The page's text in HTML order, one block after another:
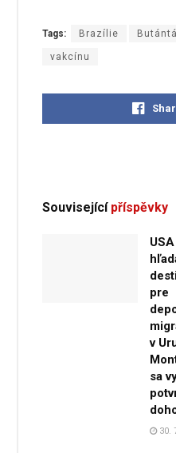
Tags: Brazílie
vakcínu
Souvisejícípříspěvky
USA
pre
v
sa
30.